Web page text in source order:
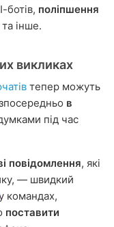
ботів, поліпшення
та інше.
викликах
тепер можуть
в
під час
повідомлення, які
— швидкий
командах,
поставити